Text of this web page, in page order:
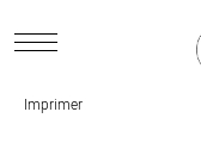
Imprimer